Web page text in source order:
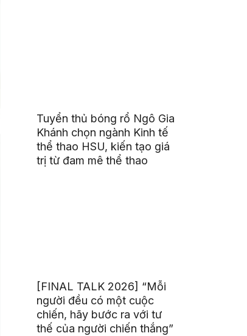
Tuyển thủ bóng rổ Ngô Gia
Khánh chọn ngành Kinh tế
thể thao HSU, kiến tạo giá
trị từ đam mê thể thao
[FINAL TALK 2026] “Mỗi
người đều có một cuộc
chiến, hãy bước ra với tư
thế của người chiến thắng”